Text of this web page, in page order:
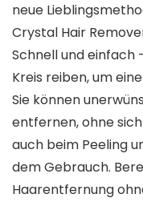
neue
Crystal Hair
Schnell und einfach
Kreis reiben, um
Sie können
entfernen, ohne
auch beim Peeling
dem Gebrauch.
Haarentfernung